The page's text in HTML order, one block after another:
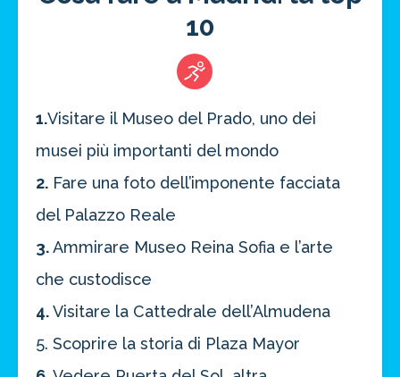
10
1.Visitare il Museo del Prado, uno dei
musei più importanti del mondo
2. Fare una foto dell’imponente facciata
del Palazzo Reale
3.Ammirare Museo Reina Sofia e l’arte
che custodisce
4.Visitare la Cattedrale dell’Almudena
5. Scoprire la storia di Plaza Mayor